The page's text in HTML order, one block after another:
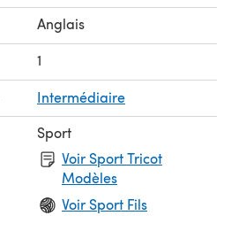
Anglais
1
Intermédiaire
Sport
Voir Sport Tricot
Modèles
Voir Sport Fils